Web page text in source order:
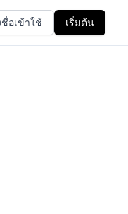
ชื่อเข้าใช้ เริ่มต้น